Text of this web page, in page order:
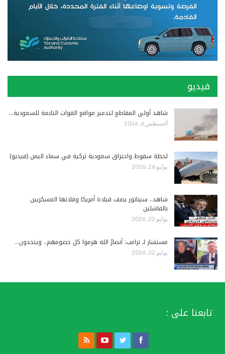
فيديو
شاهد أولى المقاطع لتدمير مواقع القوات التابعة للسعودية…
أغسطس 6, 2026
لحظة سقوط واحتراق سعودية تركية في سماء اليمن (فيديو)
يوليو 26, 2026
شاهد.. سيناتور يصف قيادة أمريكا وقادتها العسكريين
بالفاشلين
يوليو 22, 2026
مستشار لـ ترامب: أنصارُ الله هزموا كل خصومهم.. ويتحدون…
يوليو 22, 2026
تابعنا على :